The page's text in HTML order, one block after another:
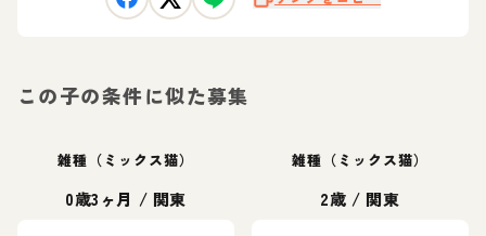
この子の条件に似た募集
雑種（ミックス猫）
0歳3ヶ月 / 関東
雑種（ミックス猫）
2歳 / 関東